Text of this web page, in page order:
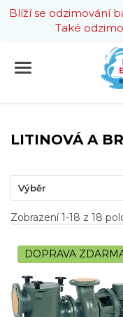
Blíží se odzimování
Také
LITINOVÁ A
Výběr
Zobrazení 1-18 z 18
DOPRAVA